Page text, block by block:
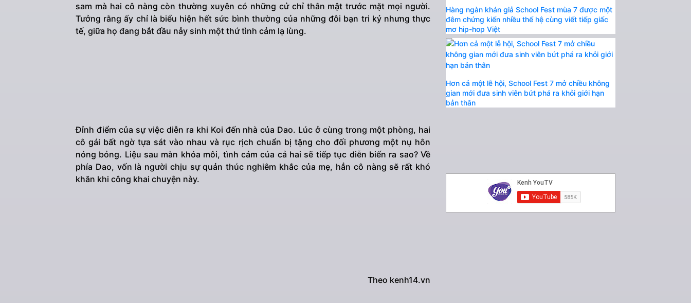
sam mà hai cô nàng còn thường xuyên có những cử chỉ thân mật trước mặt mọi người.
Tưởng rằng ấy chỉ là biểu hiện hết sức bình thường của những đôi bạn tri kỷ nhưng thực
tế, giữa họ đang bắt đầu nảy sinh một thứ tình cảm lạ lùng.
Đỉnh điểm của sự việc diễn ra khi Koi đến nhà của Dao. Lúc ở cùng trong một phòng, hai
cô gái bất ngờ tựa sát vào nhau và rục rịch chuẩn bị tặng cho đối phương một nụ hôn
nóng bỏng. Liệu sau màn khóa môi, tình cảm của cả hai sẽ tiếp tục diễn biến ra sao? Về
phía Dao, vốn là người chịu sự quản thúc nghiêm khắc của mẹ, hẳn cô nàng sẽ rất khó
khăn khi công khai chuyện này.
Theo kenh14.vn
Hàng ngàn khán giả School Fest mùa 7 được một
đêm chứng kiến nhiều thế hệ cùng viết tiếp giấc
mơ hip-hop Việt
Hơn cả một lễ hội, School Fest 7 mở chiều không
gian mới đưa sinh viên bứt phá ra khỏi giới hạn
bản thân